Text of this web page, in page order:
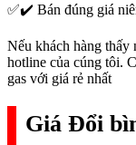
✅✔️ Bán đúng giá
Nếu khách hàng thấy
hotline của cúng tôi.
gas với giá rẻ nhất
Giá Đổi